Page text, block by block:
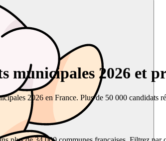
2026 et
2026 en France. Plus de 50 000 candidats